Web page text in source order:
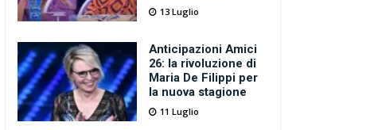
13 Luglio
Anticipazioni Amici
26: la rivoluzione di
Maria De Filippi per
la nuova stagione
11 Luglio